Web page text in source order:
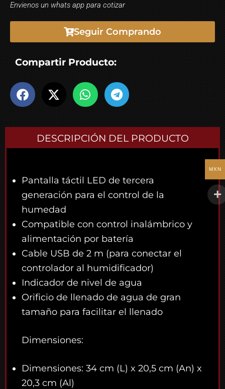
Envienos un whats app para cotizar
Seguir Comprando
Compartir Producto:
DESCRIPCIÓN DEL PRODUCTO
Pantalla táctil LED de tercera
generación para el control de la
humedad
Compatible con control inalámbrico y
alimentación por batería
Cable USB de 2 m (para conectar el
controlador al humidificador)
Indicador de nivel de agua
Orificio de llenado de agua de gran
tamaño para facilitar el llenado
Dimensiones:
Dimensiones: 34 cm (L) x 20,5 cm (An) x
20,3 cm (Al)
MXN